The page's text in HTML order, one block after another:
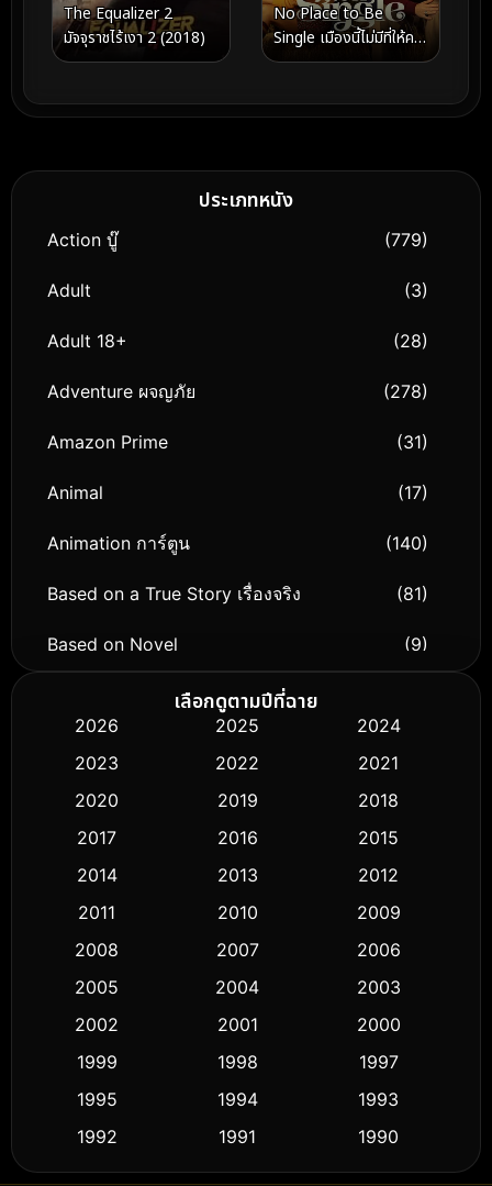
The Equalizer 2
มัจจุราชไร้เงา 2 (2018)
No Place to Be
Single เมืองนี้ไม่มีที่ให้คน
โสด (2026)
ประเภทหนัง
Action บู๊ (779)
Adult (3)
Adult 18+ (28)
Adventure ผจญภัย (278)
Amazon Prime (31)
Animal (17)
Animation การ์ตูน (140)
Based on a True Story เรื่องจริง (81)
Based on Novel (9)
Biography ชีวิตจริง
Classic หนังคลาสสิก (50)
Comedy ตลก (451)
Crime อาชญากรรม (530)
Cult Film
Dance เต้น (10)
Detective สืบสวน
เลือกดูตามปีที่ฉาย
2026 2025
2024
2023
2022
2021
2020
2019
2018
2017
2016
2015
2014
2013
2012
2011
2010
2009
2008
2007
2006
2005
2004
2003
2002
2001
2000
1999
1998
1997
1995
1994
1993
1992
1991
1990
1989
1988
1986